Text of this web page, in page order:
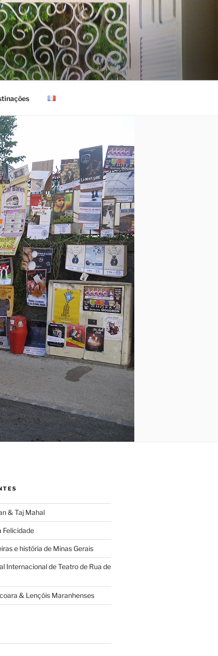
& Taj Mahal
Felicidade
e história de Minas Gerais
Internacional de Teatro de Rua de
& Lençóis Maranhenses